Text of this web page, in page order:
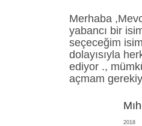
Merhaba
yabancı bir
seçeceğim
dolayısıyla
ediyor .,
açmam
2018